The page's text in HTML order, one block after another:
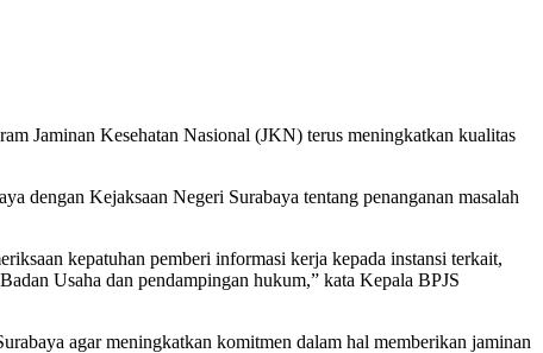
Jaminan Kesehatan Nasional (JKN) terus meningkatkan kualitas
dengan Kejaksaan Negeri Surabaya tentang penanganan masalah
kepatuhan pemberi informasi kerja kepada instansi terkait,
Usaha dan pendampingan hukum,” kata Kepala BPJS
agar meningkatkan komitmen dalam hal memberikan jaminan